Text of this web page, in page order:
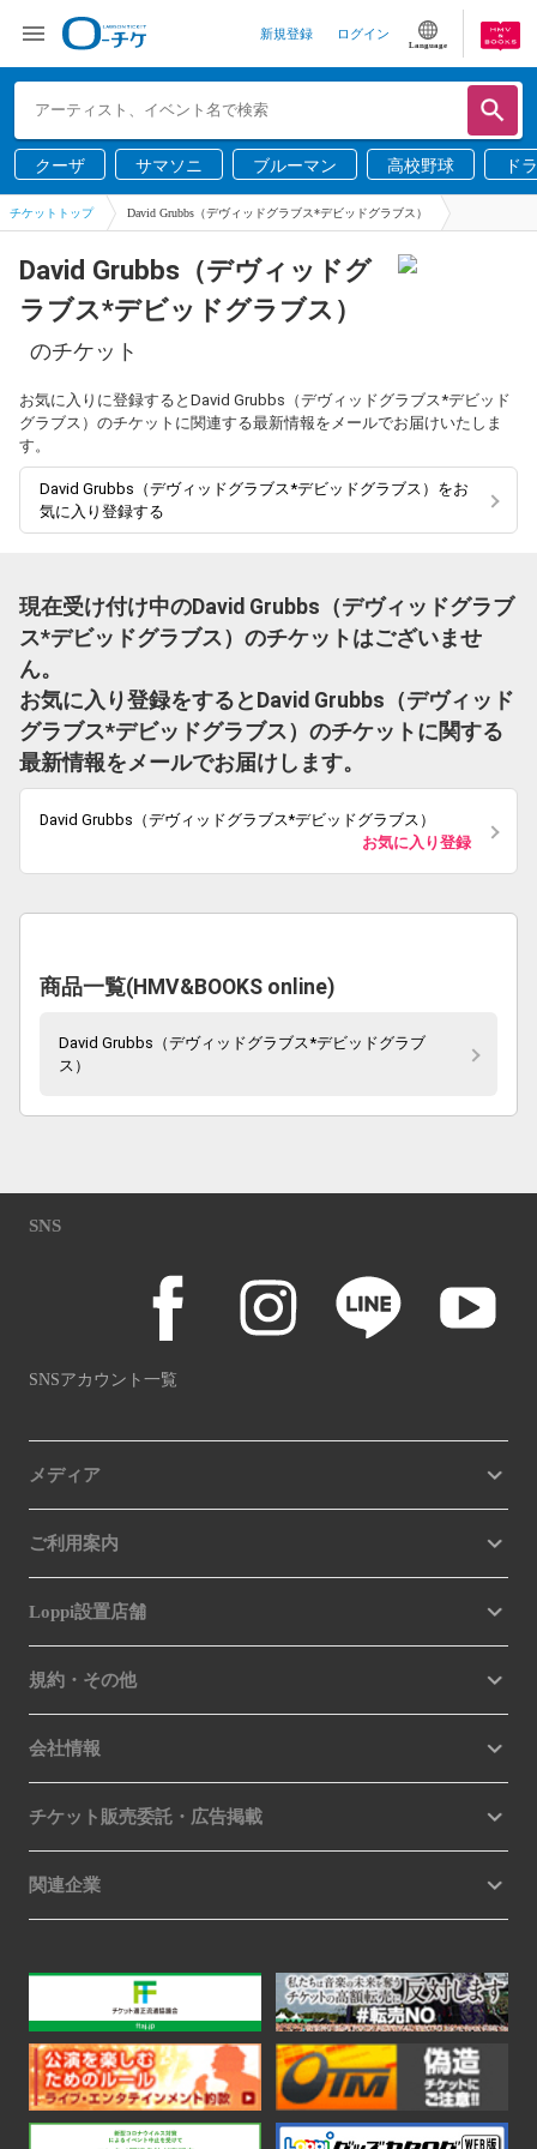
新規登録 ログイン
Language
クーザ サマソニ ブルーマン 高校野球 ド
チケットトップ David Grubbs（デヴィッドグラブス*デビッドグラブス）
David Grubbs（デヴィッドグ
ラブス*デビッドグラブス）
のチケット
お気に入りに登録するとDavid Grubbs（デヴィッドグラブス*デビッド
グラブス）のチケットに関連する最新情報をメールでお届けいたしま
す。
David Grubbs（デヴィッドグラブス*デビッドグラブス）をお
気に入り登録する
現在受け付け中のDavid Grubbs（デヴィッドグラブ
ス*デビッドグラブス）のチケットはございませ
ん。
お気に入り登録をするとDavid Grubbs（デヴィッド
グラブス*デビッドグラブス）のチケットに関する
最新情報をメールでお届けします。
David Grubbs（デヴィッドグラブス*デビッドグラブス）
お気に入り登録
商品一覧(HMV&BOOKS online)
David Grubbs（デヴィッドグラブス*デビッドグラブ
ス）
SNS
SNSアカウント一覧
メディア
ご利用案内
Loppi設置店舗
規約・その他
会社情報
チケット販売委託・広告掲載
関連企業